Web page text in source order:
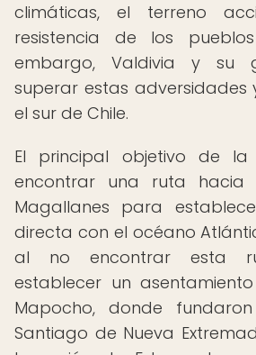
climáticas, el terreno
resistencia de los
embargo, Valdivia y su
superar estas adversidades
el sur de Chile.
El principal objetivo de la
encontrar una ruta hacia
Magallanes para
directa con el océano
al no encontrar esta
establecer un
Mapocho, donde
Santiago de Nueva